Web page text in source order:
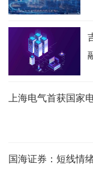
上海电气首获国家
国海证券：短线情